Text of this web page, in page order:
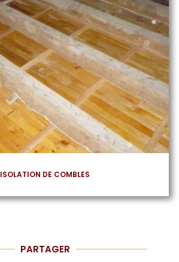
ISOLATION DE COMBLES
PARTAGER